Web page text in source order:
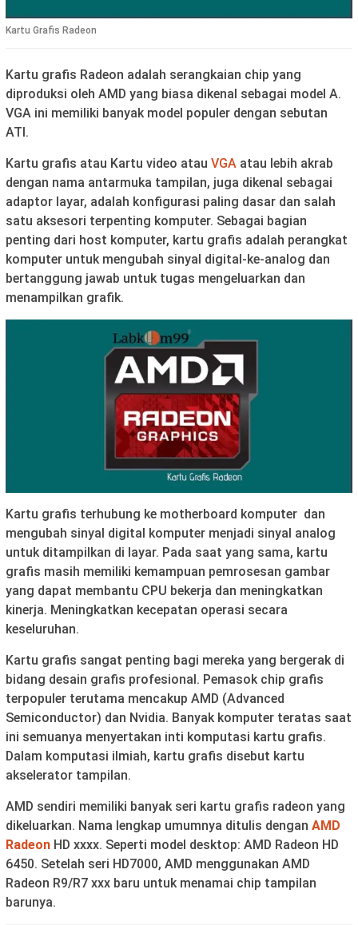
Kartu Grafis Radeon
Kartu grafis Radeon adalah serangkaian chip yang
diproduksi oleh AMD yang biasa dikenal sebagai model A.
VGA ini memiliki banyak model populer dengan sebutan
ATI.
Kartu grafis atau Kartu video atau VGA atau lebih akrab
dengan nama antarmuka tampilan, juga dikenal sebagai
adaptor layar, adalah konfigurasi paling dasar dan salah
satu aksesori terpenting komputer. Sebagai bagian
penting dari host komputer, kartu grafis adalah perangkat
komputer untuk mengubah sinyal digital-ke-analog dan
bertanggung jawab untuk tugas mengeluarkan dan
menampilkan grafik.
Kartu grafis terhubung ke motherboard komputer dan
mengubah sinyal digital komputer menjadi sinyal analog
untuk ditampilkan di layar. Pada saat yang sama, kartu
grafis masih memiliki kemampuan pemrosesan gambar
yang dapat membantu CPU bekerja dan meningkatkan
kinerja. Meningkatkan kecepatan operasi secara
keseluruhan.
Kartu grafis sangat penting bagi mereka yang bergerak di
bidang desain grafis profesional. Pemasok chip grafis
terpopuler terutama mencakup AMD (Advanced
Semiconductor) dan Nvidia. Banyak komputer teratas saat
ini semuanya menyertakan inti komputasi kartu grafis.
Dalam komputasi ilmiah, kartu grafis disebut kartu
akselerator tampilan.
AMD sendiri memiliki banyak seri kartu grafis radeon yang
dikeluarkan. Nama lengkap umumnya ditulis dengan AMD
Radeon HD xxxx. Seperti model desktop: AMD Radeon HD
6450. Setelah seri HD7000, AMD menggunakan AMD
Radeon R9/R7 xxx baru untuk menamai chip tampilan
barunya.